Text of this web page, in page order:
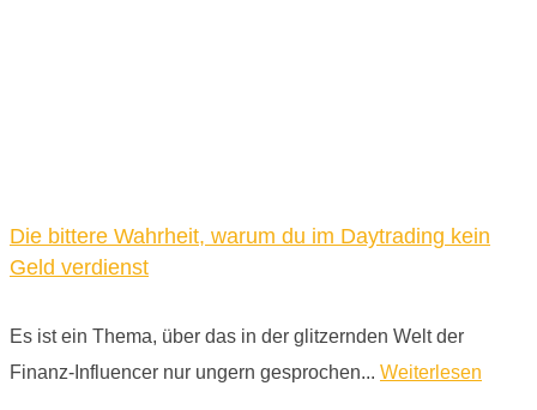
Die bittere Wahrheit, warum du im Daytrading kein
Geld verdienst
Es ist ein Thema, über das in der glitzernden Welt der
Finanz-Influencer nur ungern gesprochen... Weiterlesen